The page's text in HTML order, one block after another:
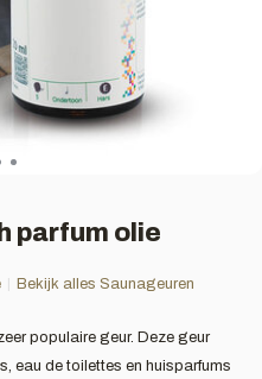
parfum olie
Bekijk alles Saunageuren
populaire geur. Deze geur
eau de toilettes en huisparfums